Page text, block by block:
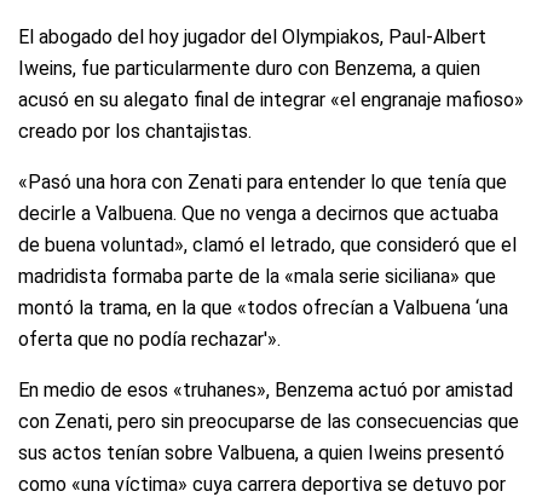
El abogado del hoy jugador del Olympiakos, Paul-Albert
Iweins, fue particularmente duro con Benzema, a quien
acusó en su alegato final de integrar «el engranaje mafioso»
creado por los chantajistas.
«Pasó una hora con Zenati para entender lo que tenía que
decirle a Valbuena. Que no venga a decirnos que actuaba
de buena voluntad», clamó el letrado, que consideró que el
madridista formaba parte de la «mala serie siciliana» que
montó la trama, en la que «todos ofrecían a Valbuena ‘una
oferta que no podía rechazar'».
En medio de esos «truhanes», Benzema actuó por amistad
con Zenati, pero sin preocuparse de las consecuencias que
sus actos tenían sobre Valbuena, a quien Iweins presentó
como «una víctima» cuya carrera deportiva se detuvo por